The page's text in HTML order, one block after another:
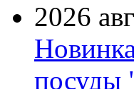
2026
посуды